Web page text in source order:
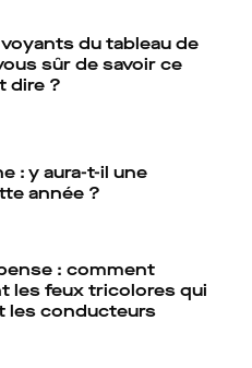
du tableau de
sûr de savoir ce
dire ?
: y aura-t-il une
année ?
: comment
les feux tricolores qui
les conducteurs